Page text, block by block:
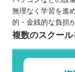
福岡県で
選ぼう
無理なく学習を進
的・金銭的な負担
複数のスクー